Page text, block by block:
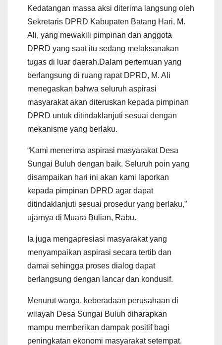
Kedatangan massa aksi diterima langsung oleh
Sekretaris DPRD Kabupaten Batang Hari, M.
Ali, yang mewakili pimpinan dan anggota
DPRD yang saat itu sedang melaksanakan
tugas di luar daerah.Dalam pertemuan yang
berlangsung di ruang rapat DPRD, M. Ali
menegaskan bahwa seluruh aspirasi
masyarakat akan diteruskan kepada pimpinan
DPRD untuk ditindaklanjuti sesuai dengan
mekanisme yang berlaku.
“Kami menerima aspirasi masyarakat Desa
Sungai Buluh dengan baik. Seluruh poin yang
disampaikan hari ini akan kami laporkan
kepada pimpinan DPRD agar dapat
ditindaklanjuti sesuai prosedur yang berlaku,”
ujarnya di Muara Bulian, Rabu.
Ia juga mengapresiasi masyarakat yang
menyampaikan aspirasi secara tertib dan
damai sehingga proses dialog dapat
berlangsung dengan lancar dan kondusif.
Menurut warga, keberadaan perusahaan di
wilayah Desa Sungai Buluh diharapkan
mampu memberikan dampak positif bagi
peningkatan ekonomi masyarakat setempat.